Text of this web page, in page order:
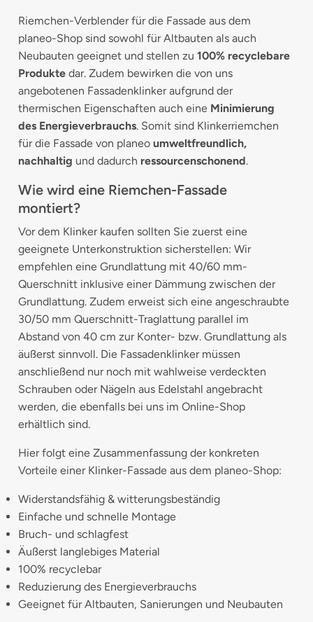
Riemchen-Verblender für die Fassade aus dem
planeo-Shop sind sowohl für Altbauten als auch
Neubauten geeignet und stellen zu 100% recyclebare
Produkte dar. Zudem bewirken die von uns
angebotenen Fassadenklinker aufgrund der
thermischen Eigenschaften auch eine Minimierung
des Energieverbrauchs. Somit sind Klinkerriemchen
für die Fassade von planeo umweltfreundlich,
nachhaltig und dadurch ressourcenschonend.
Wie wird eine Riemchen-Fassade
montiert?
Vor dem Klinker kaufen sollten Sie zuerst eine
geeignete Unterkonstruktion sicherstellen: Wir
empfehlen eine Grundlattung mit 40/60 mm-
Querschnitt inklusive einer Dämmung zwischen der
Grundlattung. Zudem erweist sich eine angeschraubte
30/50 mm Querschnitt-Traglattung parallel im
Abstand von 40 cm zur Konter- bzw. Grundlattung als
äußerst sinnvoll. Die Fassadenklinker müssen
anschließend nur noch mit wahlweise verdeckten
Schrauben oder Nägeln aus Edelstahl angebracht
werden, die ebenfalls bei uns im Online-Shop
erhältlich sind.
Hier folgt eine Zusammenfassung der konkreten
Vorteile einer Klinker-Fassade aus dem planeo-Shop:
Widerstandsfähig & witterungsbeständig
Einfache und schnelle Montage
Bruch- und schlagfest
Äußerst langlebiges Material
100% recyclebar
Reduzierung des Energieverbrauchs
Geeignet für Altbauten, Sanierungen und Neubauten